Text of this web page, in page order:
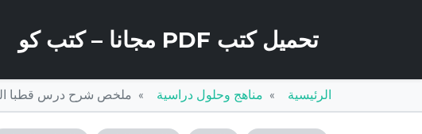
تحميل كتب PDF مجانا – كتب كو
الرئيسية مناهج وحلول دراسية ملخص شرح درس قطبا